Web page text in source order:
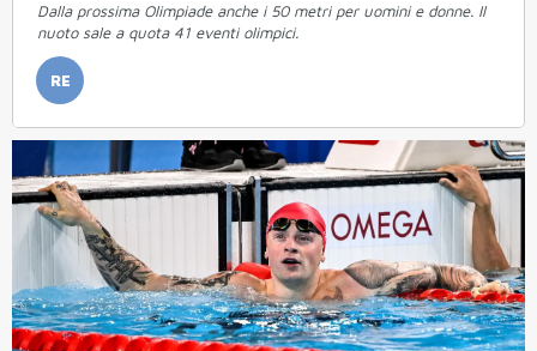
Dalla prossima Olimpiade anche i 50 metri per uomini e donne. Il
nuoto sale a quota 41 eventi olimpici.
RE